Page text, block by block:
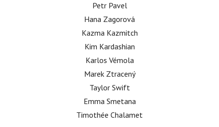
Petr Pavel
Hana Zagorová
Kazma Kazmitch
Kim Kardashian
Karlos Vémola
Marek Ztracený
Taylor Swift
Emma Smetana
Timothée Chalamet